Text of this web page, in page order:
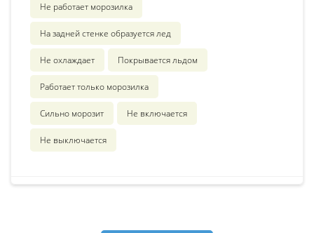
Не работает морозилка
На задней стенке образуется лед
Не охлаждает Покрывается льдом
Работает только морозилка
Сильно морозит Не включается
Не выключается